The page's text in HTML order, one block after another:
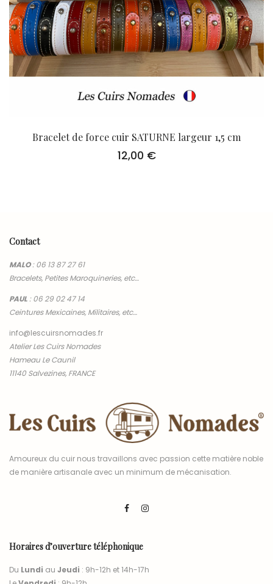
Bracelet de force cuir SATURNE largeur 1,5 cm
12,00 €
Contact
MALO:06 13 87 27 61
Bracelets, Petites Maroquineries, etc…
PAUL:06 29 02 47 14
Ceintures Mexicaines, Militaires, etc…
info@lescuirsnomades.fr
Atelier Les Cuirs Nomades
Hameau Le Caunil
11140 Salvezines, FRANCE
Amoureux du cuir nous travaillons avec passion cette matière noble
de manière artisanale avec un minimum de mécanisation.
Horaires d’ouverture téléphonique
Du Lundi au Jeudi : 9h-12h et 14h-17h